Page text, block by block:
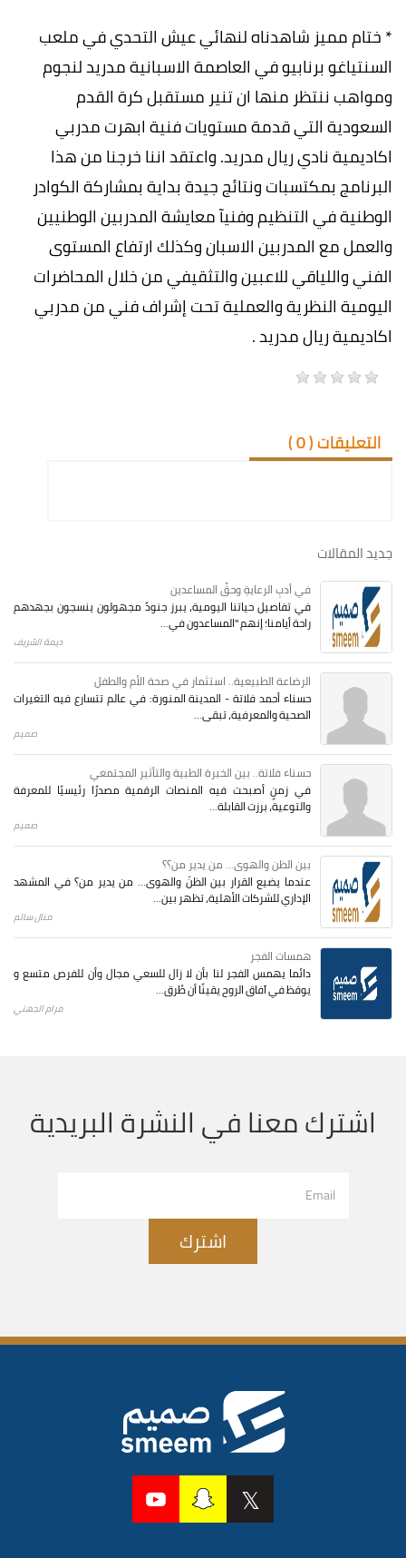
* ختام مميز شاهدناه لنهائي عيش التحدي في ملعب
السنتياغو برنابيو في العاصمة الاسبانية مدريد لنجوم
ومواهب ننتظر منها ان تنير مستقبل كرة القدم
السعودية التي قدمة مستويات فنية ابهرت مدربي
اكاديمية نادي ريال مدريد. واعتقد اننا خرجنا من هذا
البرنامج بمكتسبات ونتائج جيدة بداية بمشاركة الكوادر
الوطنية في التنظيم وفنيآ معايشة المدربين الوطنيين
والعمل مع المدربين الاسبان وكذلك ارتفاع المستوى
الفني واللياقي للاعبين والتثقيفي من خلال المحاضرات
اليومية النظرية والعملية تحت إشراف فني من مدربي
اكاديمية ريال مدريد .
التعليقات (0
)
جديد المقالات
في أدبِ الرعايةِ وحقِّ المساعدين
في تفاصيل حياتنا اليومية، يبرز جنودٌ مجهولون ينسجون بجهدهم
راحة أيامنا؛ إنهم "المساعدون في...
ديمة الشريف
الرضاعة الطبيعية.. استثمار في صحة الأم والطفل
حسناء أحمد فلاتة - المدينة المنورة: في عالم تتسارع فيه التغيرات
الصحية والمعرفية، تبقى...
صميم
حسناء فلاتة.. بين الخبرة الطبية والتأثير المجتمعي
في زمنٍ أصبحت فيه المنصات الرقمية مصدرًا رئيسيًا للمعرفة
والتوعية، برزت القابلة...
صميم
بين الظن والهوى... من يدير من؟؟
عندما يضيع القرار بين الظنّ والهوى… من يدير من؟ في المشهد
الإداري للشركات الأهلية، تظهر بين...
منال سالم
همسات الفجر
دائما يهمس الفجر لنا بأن لا زال للسعي مجال وأن للفرص متسع و
يوقظ في آفاق الروح يقينًا أن طُرق...
مرام الجهني
اشترك معنا في النشرة البريدية
اشترك